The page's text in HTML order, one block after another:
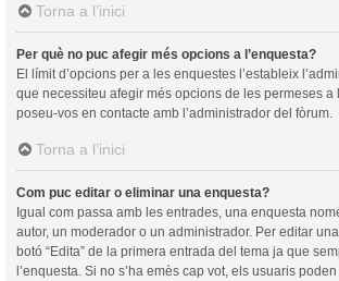
Torna a l’inici
Per què no puc afegir més opcions a l’enquesta?
El límit d’opcions per a les enquestes l’estableix
que necessiteu afegir més opcions de les permeses a
poseu-vos en contacte amb l’administrador del fòrum.
Torna a l’inici
Com puc editar o eliminar una enquesta?
Igual com passa amb les entrades, una enquesta
autor, un moderador o un administrador. Per editar
botó “Edita” de la primera entrada del tema ja que
l’enquesta. Si no s’ha emès cap vot, els usuaris